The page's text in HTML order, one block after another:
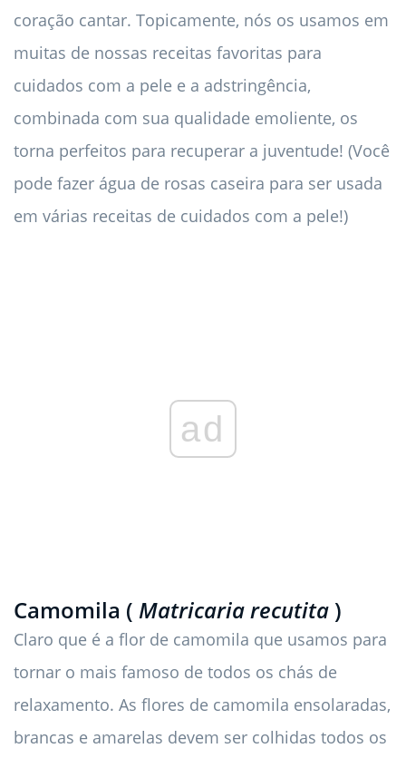
coração cantar. Topicamente, nós os usamos em
muitas de nossas receitas favoritas para
cuidados com a pele e a adstringência,
combinada com sua qualidade emoliente, os
torna perfeitos para recuperar a juventude! (Você
pode fazer água de rosas caseira para ser usada
em várias receitas de cuidados com a pele!)
ad
Camomila ( Matricaria recutita )
Claro que é a flor de camomila que usamos para
tornar o mais famoso de todos os chás de
relaxamento. As flores de camomila ensolaradas,
brancas e amarelas devem ser colhidas todos os